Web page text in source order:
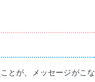
ことが、メッセージがこな